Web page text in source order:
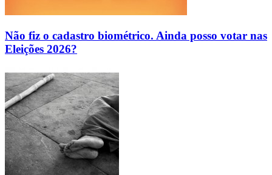
Não fiz o cadastro biométrico. Ainda posso votar nas
Eleições 2026?